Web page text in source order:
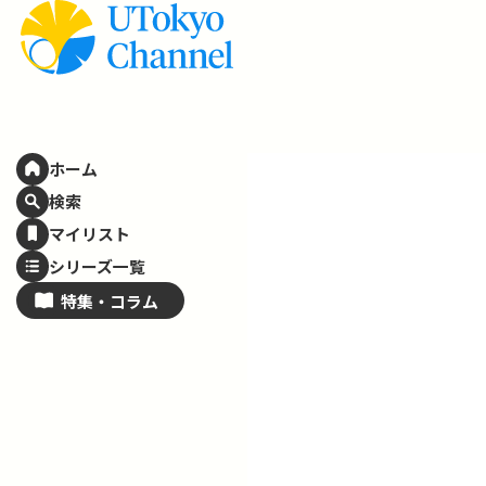
ホーム
検索
マイリスト
シリーズ一覧
特集・ コラム